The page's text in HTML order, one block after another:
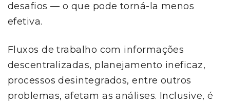
desafios — o que pode torná-la menos
efetiva.
Fluxos de trabalho com informações
descentralizadas, planejamento ineficaz,
processos desintegrados, entre outros
problemas, afetam as análises. Inclusive, é